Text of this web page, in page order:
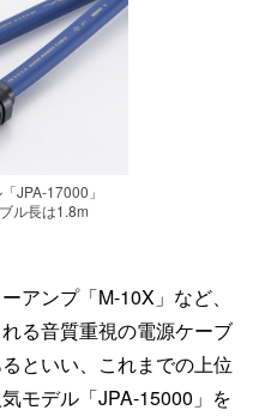
JPA-17000」
ル長は1.8m
アンプ「M-10X」など、
る音質重視の電源ケーブ
といい、これまでの上位
モデル「JPA-15000」を